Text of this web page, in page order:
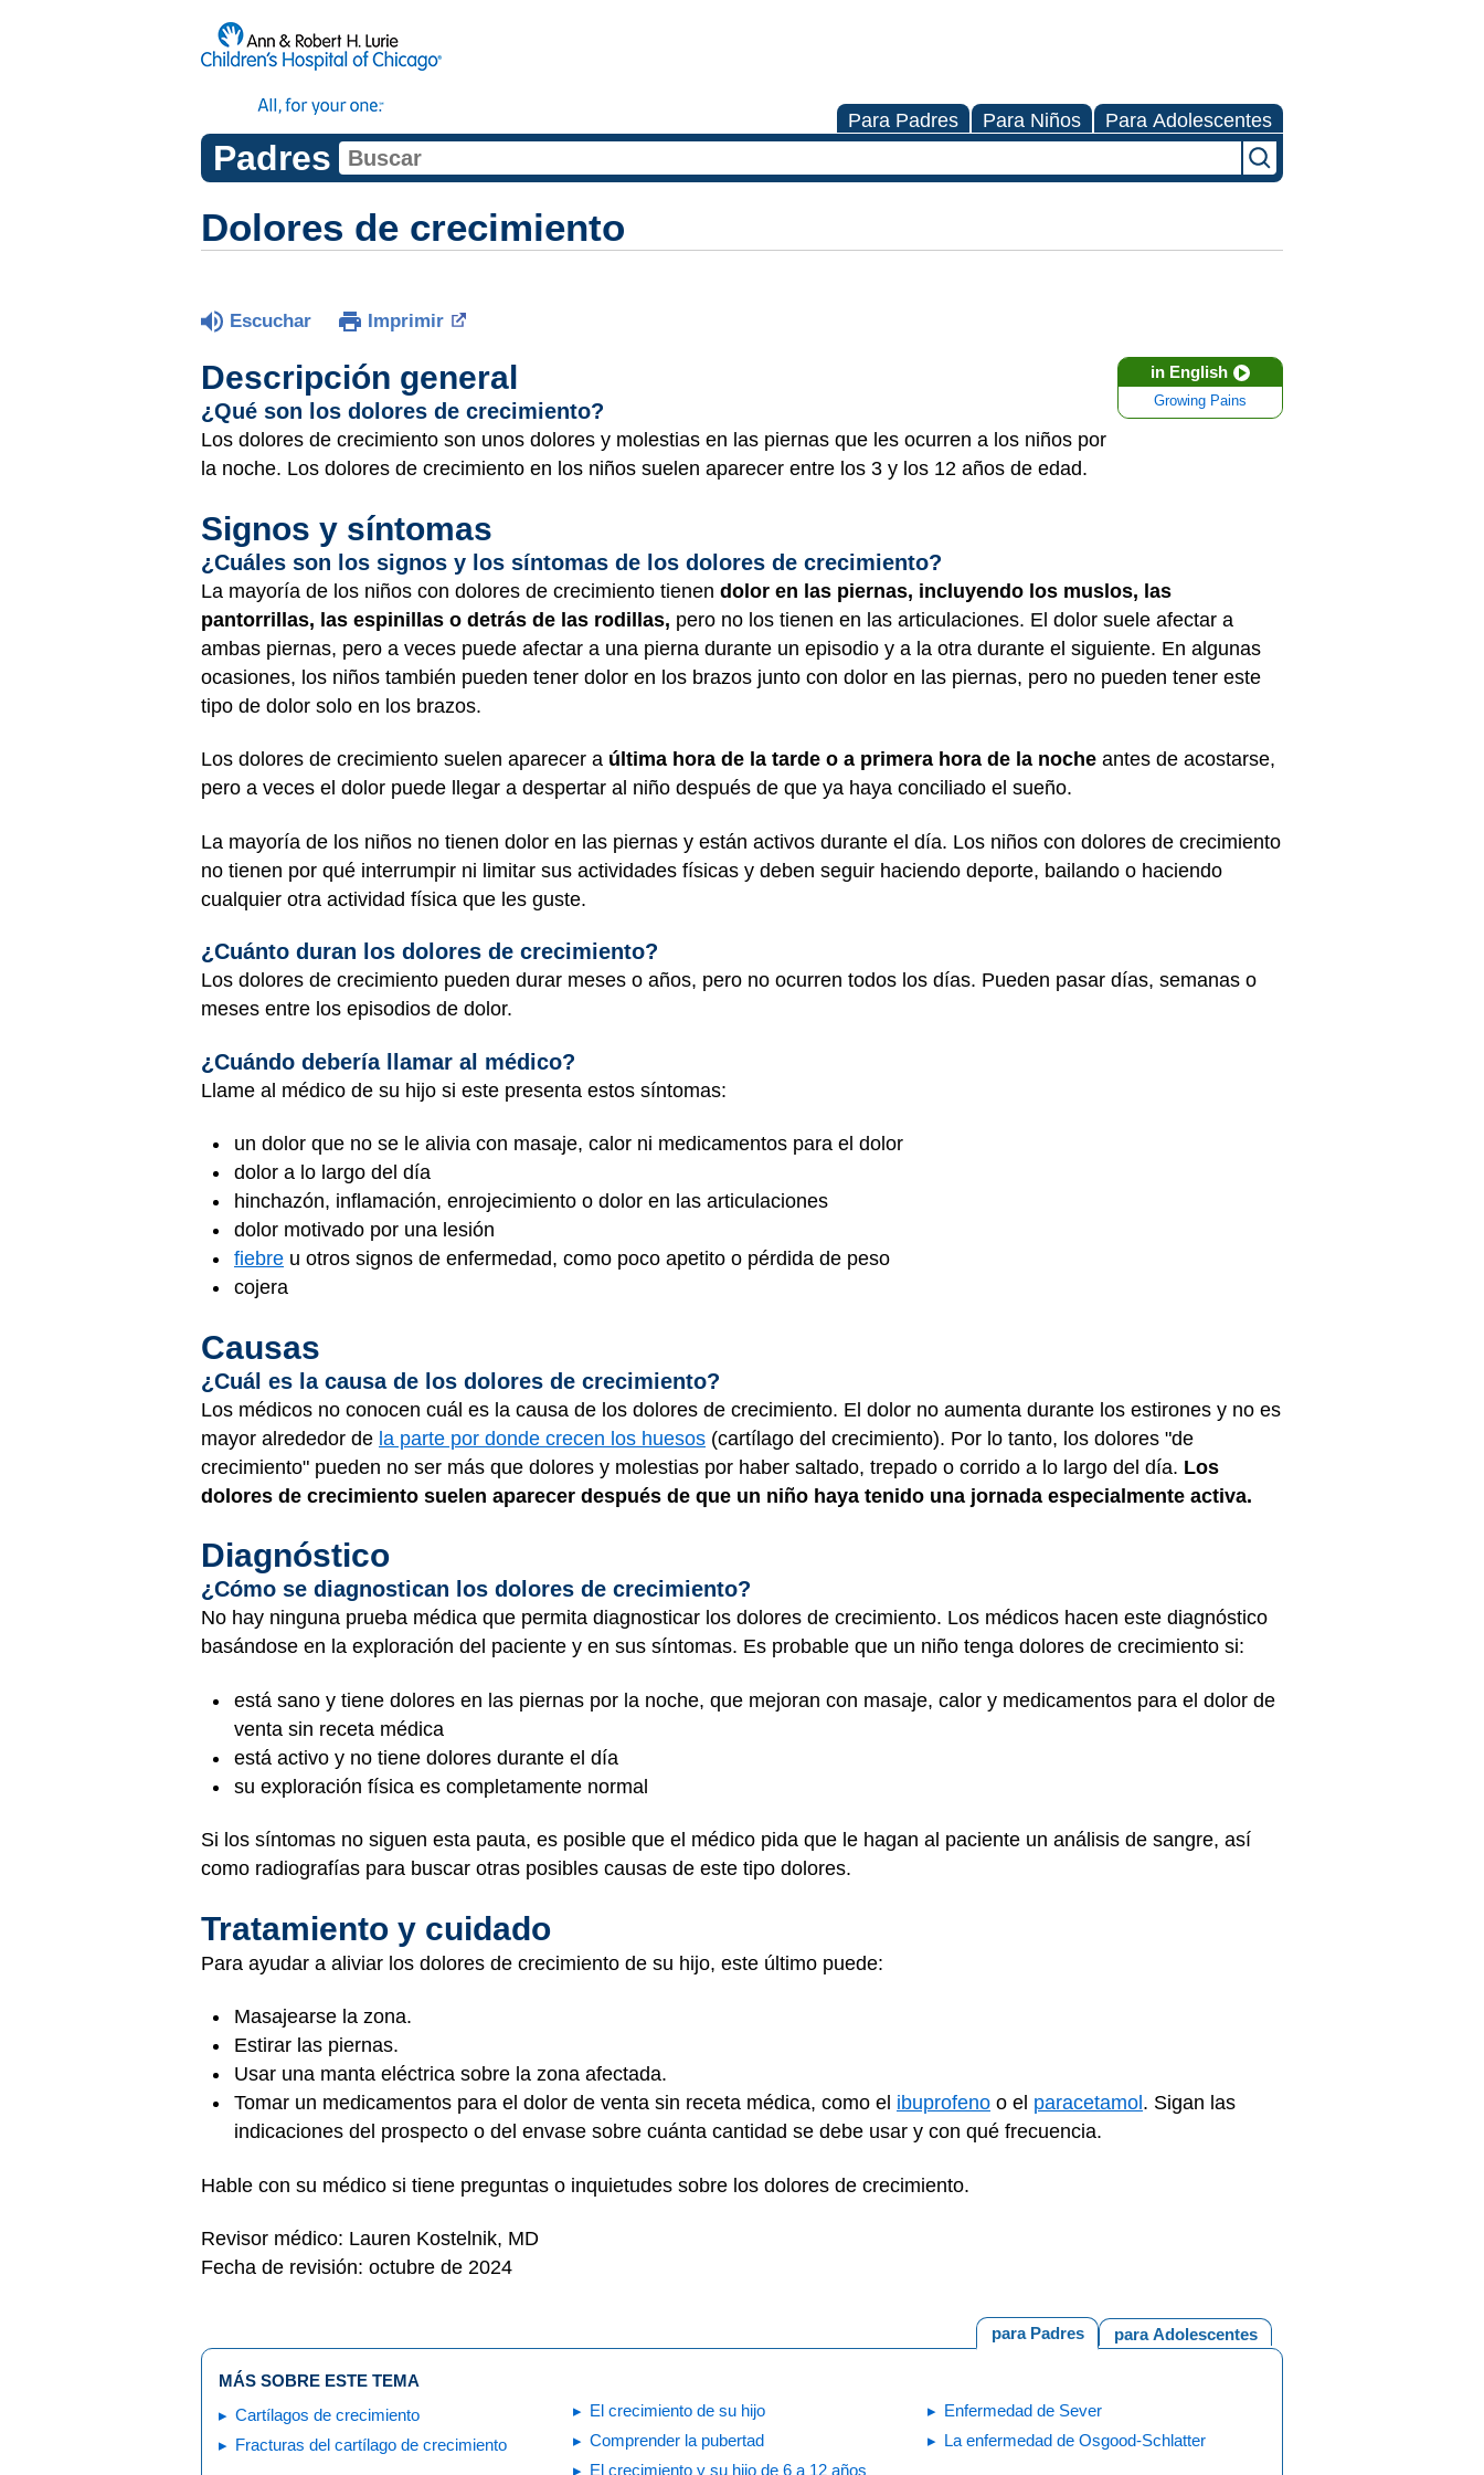
Para Padres Para Niños Para Adolescentes
Padres
Dolores de crecimiento
Escuchar Imprimir
in English
Growing Pains
Descripción general
¿Qué son los dolores de crecimiento?
Los dolores de crecimiento son unos dolores y molestias en las piernas que les ocurren a los niños por
la noche. Los dolores de crecimiento en los niños suelen aparecer entre los 3 y los 12 años de edad.
Signos y síntomas
¿Cuáles son los signos y los síntomas de los dolores de crecimiento?
La mayoría de los niños con dolores de crecimiento tienen dolor en las piernas, incluyendo los muslos, las
pantorrillas, las espinillas o detrás de las rodillas, pero no los tienen en las articulaciones. El dolor suele afectar a
ambas piernas, pero a veces puede afectar a una pierna durante un episodio y a la otra durante el siguiente. En algunas
ocasiones, los niños también pueden tener dolor en los brazos junto con dolor en las piernas, pero no pueden tener este
tipo de dolor solo en los brazos.
Los dolores de crecimiento suelen aparecer a última hora de la tarde o a primera hora de la noche antes de acostarse,
pero a veces el dolor puede llegar a despertar al niño después de que ya haya conciliado el sueño.
La mayoría de los niños no tienen dolor en las piernas y están activos durante el día. Los niños con dolores de crecimiento
no tienen por qué interrumpir ni limitar sus actividades físicas y deben seguir haciendo deporte, bailando o haciendo
cualquier otra actividad física que les guste.
¿Cuánto duran los dolores de crecimiento?
Los dolores de crecimiento pueden durar meses o años, pero no ocurren todos los días. Pueden pasar días, semanas o
meses entre los episodios de dolor.
¿Cuándo debería llamar al médico?
Llame al médico de su hijo si este presenta estos síntomas:
un dolor que no se le alivia con masaje, calor ni medicamentos para el dolor
dolor a lo largo del día
hinchazón, inflamación, enrojecimiento o dolor en las articulaciones
dolor motivado por una lesión
fiebre u otros signos de enfermedad, como poco apetito o pérdida de peso
cojera
Causas
¿Cuál es la causa de los dolores de crecimiento?
Los médicos no conocen cuál es la causa de los dolores de crecimiento. El dolor no aumenta durante los estirones y no es
mayor alrededor de la parte por donde crecen los huesos (cartílago del crecimiento). Por lo tanto, los dolores "de
crecimiento" pueden no ser más que dolores y molestias por haber saltado, trepado o corrido a lo largo del día. Los
dolores de crecimiento suelen aparecer después de que un niño haya tenido una jornada especialmente activa.
Diagnóstico
¿Cómo se diagnostican los dolores de crecimiento?
No hay ninguna prueba médica que permita diagnosticar los dolores de crecimiento. Los médicos hacen este diagnóstico
basándose en la exploración del paciente y en sus síntomas. Es probable que un niño tenga dolores de crecimiento si:
está sano y tiene dolores en las piernas por la noche, que mejoran con masaje, calor y medicamentos para el dolor de
venta sin receta médica
está activo y no tiene dolores durante el día
su exploración física es completamente normal
Si los síntomas no siguen esta pauta, es posible que el médico pida que le hagan al paciente un análisis de sangre, así
como radiografías para buscar otras posibles causas de este tipo dolores.
Tratamiento y cuidado
Para ayudar a aliviar los dolores de crecimiento de su hijo, este último puede:
Masajearse la zona.
Estirar las piernas.
Usar una manta eléctrica sobre la zona afectada.
Tomar un medicamentos para el dolor de venta sin receta médica, como el ibuprofeno o el paracetamol . Sigan las
indicaciones del prospecto o del envase sobre cuánta cantidad se debe usar y con qué frecuencia.
Hable con su médico si tiene preguntas o inquietudes sobre los dolores de crecimiento.
Revisor médico: Lauren Kostelnik, MD
Fecha de revisión: octubre de 2024
para Adolescentes
para Padres
MÁS SOBRE ESTE TEMA
Cartílagos de crecimiento
Fracturas del cartílago de crecimiento
El crecimiento de su hijo
Comprender la pubertad
El crecimiento y su hijo de 6 a 12 años
Enfermedad de Sever
La enfermedad de Osgood-Schlatter